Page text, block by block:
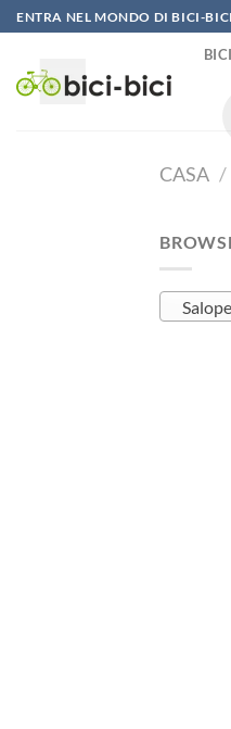
Vai
al
contenuto
ENTRA NEL MONDO DI BICI-BICI
CASA /